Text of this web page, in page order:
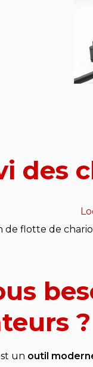
des
flotte de
?
un outil